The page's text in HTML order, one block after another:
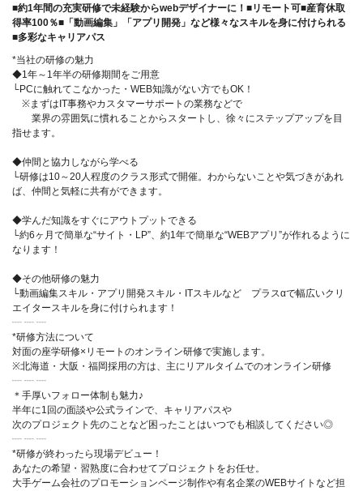
■約1年間の充実研修で未経験からwebデザイナーに！■リモート可■産育休取
得率100％■「動画編集」「アプリ開発」など様々なスキルを身に付けられる
■多彩なキャリアパス
*当社の研修の魅力
◆1年～1年半の研修期間をご用意
└PCに触れてこなかった・WEB知識がない方でもOK！
※まずはIT事務やカスタマーサポートの業務などで
業界の雰囲気に慣れることからスタートし、徐々にステップアップを目
指せます。
◆仲間と協力しながら学べる
└研修は10～20人程度のクラス形式で開催。わからないことや気づきがあれ
ば、仲間と気軽に共有ができます。
◆学んだ知識をすぐにアウトプットできる
└約6ヶ月で簡単な“サイト・LP”、約1年で簡単な“WEBアプリ”が作れるように
なります！
◆その他研修の魅力
└動画編集スキル・アプリ開発スキル・ITスキルなど プラスαで幅広いクリ
エイタースキルを身に付けられます！
┈ ┈ ┈
*研修方法について
対面の座学研修×リモートのオンライン研修で実施します。
※北海道・大阪・福岡採用の方は、主にリアルタイムでのオンライン研修
┈ ┈ ┈
＊手厚いフォロー体制も魅力♪
半年に1回の面談や公式ラインで、キャリアパスや
次のプロジェクト先のことなど困ったことはいつでも相談してください◎
┈ ┈ ┈
*研修が終わったら現場デビュー！
あなたの希望・習熟度に合わせてプロジェクトをお任せ。
大手ゲーム会社のプロモーションページ制作や有名企業のWEBサイトなど担